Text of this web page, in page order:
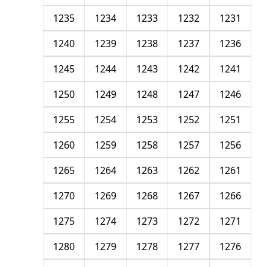
1231
1232
1233
1234
1235
1236
1237
1238
1239
1240
1241
1242
1243
1244
1245
1246
1247
1248
1249
1250
1251
1252
1253
1254
1255
1256
1257
1258
1259
1260
1261
1262
1263
1264
1265
1266
1267
1268
1269
1270
1271
1272
1273
1274
1275
1276
1277
1278
1279
1280